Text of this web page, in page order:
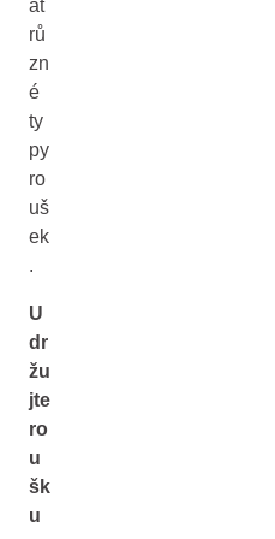
at
rů
zn
é
ty
py
ro
uš
ek
.
U
dr
žu
jte
ro
u
šk
u